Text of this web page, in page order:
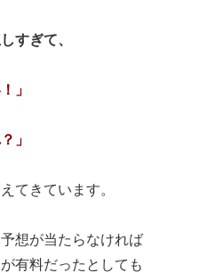
すぎて、
」
」
てきています。
想が当たらなければ
有料だったとしても